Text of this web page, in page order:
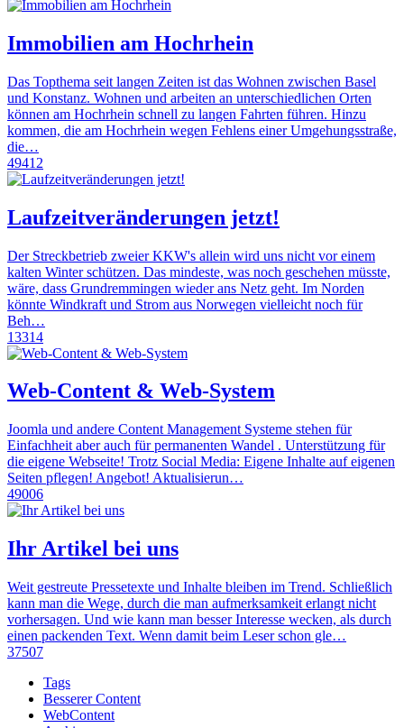
Immobilien am Hochrhein
Das Topthema seit langen Zeiten ist das Wohnen zwischen Basel
und Konstanz. Wohnen und arbeiten an unterschiedlichen Orten
können am Hochrhein schnell zu langen Fahrten führen. Hinzu
kommen, die am Hochrhein wegen Fehlens einer Umgehungsstraße,
die…
49412
Laufzeitveränderungen jetzt!
Der Streckbetrieb zweier KKW's allein wird uns nicht vor einem
kalten Winter schützen. Das mindeste, was noch geschehen müsste,
wäre, dass Grundremmingen wieder ans Netz geht. Im Norden
könnte Windkraft und Strom aus Norwegen vielleicht noch für
Beh…
13314
Web-Content & Web-System
Joomla und andere Content Management Systeme stehen für
Einfachheit aber auch für permanenten Wandel . Unterstützung für
die eigene Webseite! Trotz Social Media: Eigene Inhalte auf eigenen
Seiten pflegen! Angebot! Aktualisierun…
49006
Ihr Artikel bei uns
Weit gestreute Pressetexte und Inhalte bleiben im Trend. Schließlich
kann man die Wege, durch die man aufmerksamkeit erlangt nicht
vorhersagen. Und wie kann man besser Interesse wecken, als durch
einen packenden Text. Wenn damit beim Leser schon gle…
37507
Tags
Besserer Content
WebContent